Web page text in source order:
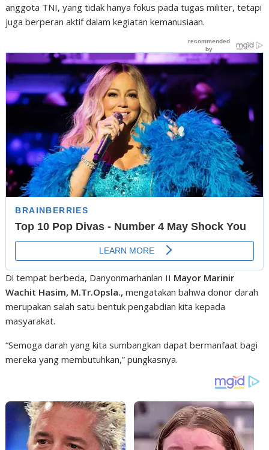
anggota TNI, yang tidak hanya fokus pada tugas militer, tetapi
juga berperan aktif dalam kegiatan kemanusiaan.
Di tempat berbeda, Danyonmarhanlan II Mayor Marinir
Wachit Hasim, M.Tr.Opsla., mengatakan bahwa donor darah
merupakan salah satu bentuk pengabdian kita kepada
masyarakat.
“Semoga darah yang kita sumbangkan dapat bermanfaat bagi
mereka yang membutuhkan,” pungkasnya.